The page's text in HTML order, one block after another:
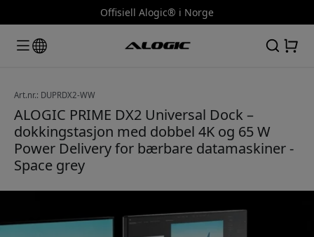
Offisiell Alogic® i Norge
Art.nr.: DUPRDX2-WW
ALOGIC PRIME DX2 Universal Dock –
dokkingstasjon med dobbel 4K og 65 W
Power Delivery for bærbare datamaskiner -
Space grey